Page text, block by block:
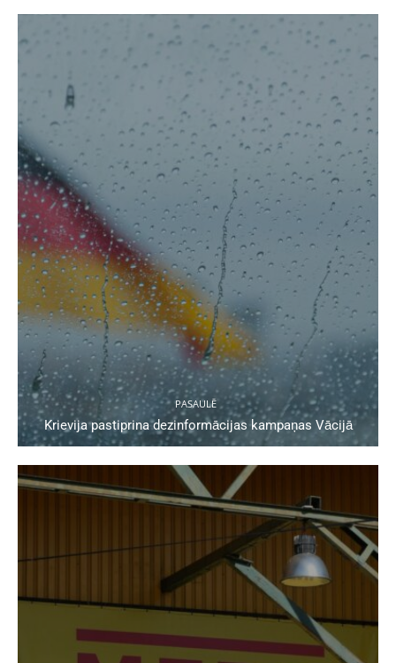
PASAULĒ
Krievija pastiprina dezinformācijas kampaņas Vācijā